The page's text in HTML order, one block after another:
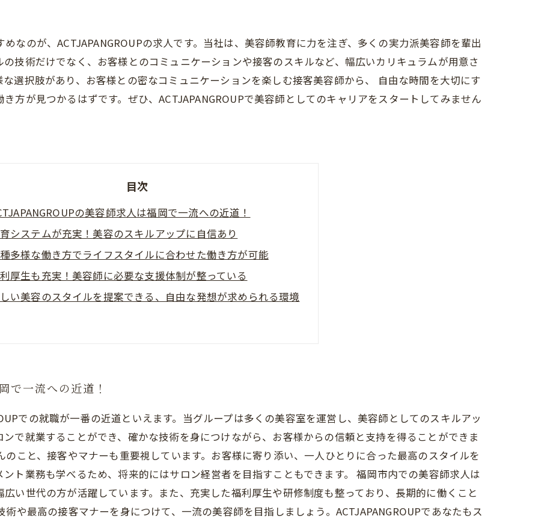
なのが、ACTJAPANGROUPの求人です。当社は、美容師教育に力を注ぎ、多くの実力派美容師を輩出
技術だけでなく、お客様とのコミュニケーションや接客のスキルなど、幅広いカリキュラムが用意さ
選択肢があり、お客様との密なコミュニケーションを楽しむ接客美容師から、 自由な時間を大切にす
方が見つかるはずです。ぜひ、ACTJAPANGROUPで美容師としてのキャリアをスタートしてみません
目次
の美容師求人は福岡で一流への近道！
システムが充実！美容のスキルアップに自信あり
多様な働き方でライフスタイルに合わせた働き方が可能
厚生も充実！美容師に必要な支援体制が整っている
い美容のスタイルを提案できる、自由な発想が求められる環境
一流への近道！
での就職が一番の近道といえます。当グループは多くの美容室を運営し、美容師としてのスキルアッ
で就業することができ、確かな技術を身につけながら、お客様からの信頼と支持を得ることができま
こと、接客やマナーも重要視しています。お客様に寄り添い、一人ひとりに合った最高のスタイルを
ト業務も学べるため、将来的にはサロン経営者を目指すこともできます。 福岡市内での美容師求人は
い世代の方が活躍しています。また、充実した福利厚生や研修制度も整っており、長期的に働くこと
や最高の接客マナーを身につけて、一流の美容師を目指しましょう。ACTJAPANGROUPであなたもス